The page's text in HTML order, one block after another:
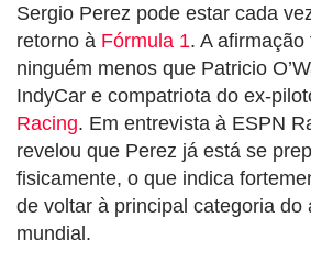
Sergio Perez pode estar cada
retorno à Fórmula 1. A
ninguém menos que Patricio
IndyCar e compatriota do ex-
Racing. Em entrevista à ESPN
revelou que Perez já está se
fisicamente, o que indica
de voltar à principal categoria do
mundial.